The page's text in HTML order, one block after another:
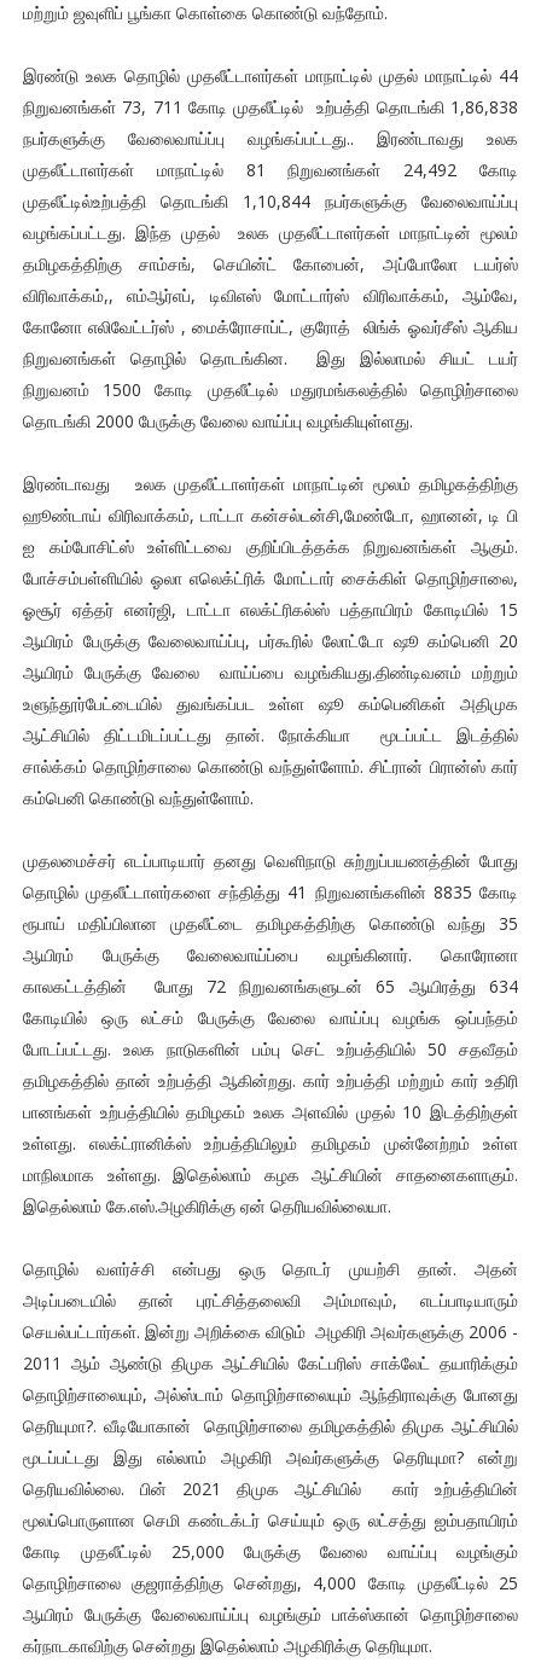
மற்றும் ஜவுளிப் பூங்கா கொள்கை கொண்டு வந்தோம்.
இரண்டு உலக தொழில் முதலீட்டாளர்கள் மாநாட்டில் முதல் மாநாட்டில் 44
நிறுவனங்கள் 73, 711 கோடி முதலீட்டில் உற்பத்தி தொடங்கி 1,86,838
நபர்களுக்கு வேலைவாய்ப்பு வழங்கப்பட்டது.. இரண்டாவது உலக
முதலீட்டாளர்கள் மாநாட்டில் 81 நிறுவனங்கள் 24,492 கோடி
முதலீட்டில்உற்பத்தி தொடங்கி 1,10,844 நபர்களுக்கு வேலைவாய்ப்பு
வழங்கப்பட்டது. இந்த முதல் உலக முதலீட்டாளர்கள் மாநாட்டின் மூலம்
தமிழகத்திற்கு சாம்சங், செயின்ட் கோபைன், அப்போலோ டயர்ஸ்
விரிவாக்கம்,, எம்ஆர்எப், டிவிஎஸ் மோட்டார்ஸ் விரிவாக்கம், ஆம்வே,
கோனோ எலிவேட்டர்ஸ் , மைக்ரோசாப்ட், குரோத் லிங்க் ஓவர்சீஸ் ஆகிய
நிறுவனங்கள் தொழில் தொடங்கின. இது இல்லாமல் சியட் டயர்
நிறுவனம் 1500 கோடி முதலீட்டில் மதுரமங்கலத்தில் தொழிற்சாலை
தொடங்கி 2000 பேருக்கு வேலை வாய்ப்பு வழங்கியுள்ளது.
இரண்டாவது உலக முதலீட்டாளர்கள் மாநாட்டின் மூலம் தமிழகத்திற்கு
ஹூண்டாய் விரிவாக்கம், டாட்டா கன்சல்டன்சி,மேண்டோ, ஹானன், டி பி
ஐ கம்போசிட்ஸ் உள்ளிட்டவை குறிப்பிடத்தக்க நிறுவனங்கள் ஆகும்.
போச்சம்பள்ளியில் ஓலா எலெக்ட்ரிக் மோட்டார் சைக்கிள் தொழிற்சாலை,
ஓசூர் ஏத்தர் எனர்ஜி, டாட்டா எலக்ட்ரிகல்ஸ் பத்தாயிரம் கோடியில் 15
ஆயிரம் பேருக்கு வேலைவாய்ப்பு, பர்கூரில் லோட்டோ ஷூ கம்பெனி 20
ஆயிரம் பேருக்கு வேலை வாய்ப்பை வழங்கியது.திண்டிவனம் மற்றும்
உளுந்தூர்பேட்டையில் துவங்கப்பட உள்ள ஷூ கம்பெனிகள் அதிமுக
ஆட்சியில் திட்டமிடப்பட்டது தான். நோக்கியா மூடப்பட்ட இடத்தில்
சால்க்கம் தொழிற்சாலை கொண்டு வந்துள்ளோம். சிட்ரான் பிரான்ஸ் கார்
கம்பெனி கொண்டு வந்துள்ளோம்.
முதலமைச்சர் எடப்பாடியார் தனது வெளிநாடு சுற்றுப்பயணத்தின் போது
தொழில் முதலீட்டாளர்களை சந்தித்து 41 நிறுவனங்களின் 8835 கோடி
ரூபாய் மதிப்பிலான முதலீட்டை தமிழகத்திற்கு கொண்டு வந்து 35
ஆயிரம் பேருக்கு வேலைவாய்ப்பை வழங்கினார். கொரோனா
காலகட்டத்தின் போது 72 நிறுவனங்களுடன் 65 ஆயிரத்து 634
கோடியில் ஒரு லட்சம் பேருக்கு வேலை வாய்ப்பு வழங்க ஒப்பந்தம்
போடப்பட்டது. உலக நாடுகளின் பம்பு செட் உற்பத்தியில் 50 சதவீதம்
தமிழகத்தில் தான் உற்பத்தி ஆகின்றது. கார் உற்பத்தி மற்றும் கார் உதிரி
பானங்கள் உற்பத்தியில் தமிழகம் உலக அளவில் முதல் 10 இடத்திற்குள்
உள்ளது. எலக்ட்ரானிக்ஸ் உற்பத்தியிலும் தமிழகம் முன்னேற்றம் உள்ள
மாநிலமாக உள்ளது. இதெல்லாம் கழக ஆட்சியின் சாதனைகளாகும்.
இதெல்லாம் கே.எஸ்.அழகிரிக்கு ஏன் தெரியவில்லையா.
தொழில் வளர்ச்சி என்பது ஒரு தொடர் முயற்சி தான். அதன்
அடிப்படையில் தான் புரட்சித்தலைவி அம்மாவும், எடப்பாடியாரும்
செயல்பட்டார்கள். இன்று அறிக்கை விடும் அழகிரி அவர்களுக்கு 2006 -
2011 ஆம் ஆண்டு திமுக ஆட்சியில் கேட்பரிஸ் சாக்லேட் தயாரிக்கும்
தொழிற்சாலையும், அல்ஸ்டாம் தொழிற்சாலையும் ஆந்திராவுக்கு போனது
தெரியுமா?. வீடியோகான் தொழிற்சாலை தமிழகத்தில் திமுக ஆட்சியில்
மூடப்பட்டது இது எல்லாம் அழகிரி அவர்களுக்கு தெரியுமா? என்று
தெரியவில்லை. பின் 2021 திமுக ஆட்சியில் கார் உற்பத்தியின்
மூலப்பொருளான செமி கண்டக்டர் செய்யும் ஒரு லட்சத்து ஐம்பதாயிரம்
கோடி முதலீட்டில் 25,000 பேருக்கு வேலை வாய்ப்பு வழங்கும்
தொழிற்சாலை குஜராத்திற்கு சென்றது, 4,000 கோடி முதலீட்டில் 25
ஆயிரம் பேருக்கு வேலைவாய்ப்பு வழங்கும் பாக்ஸ்கான் தொழிற்சாலை
கர்நாடகாவிற்கு சென்றது இதெல்லாம் அழகிரிக்கு தெரியுமா.